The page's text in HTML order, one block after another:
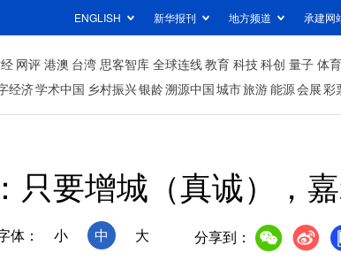
ENGLISH 新华报刊 地方频道 承建网
网评 港澳 台湾 思客智库 全球连线教育 科技科创 量子 体育
经济学术中国 乡村振兴银龄溯源中国城市旅游能源会展彩
只要增城（真诚），
体： 小 中 大 分享到：